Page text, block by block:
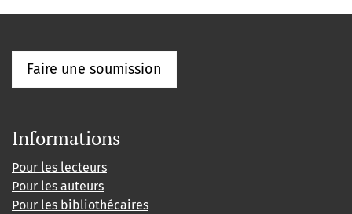
Faire une soumission
Informations
Pour les lecteurs
Pour les auteurs
Pour les bibliothécaires